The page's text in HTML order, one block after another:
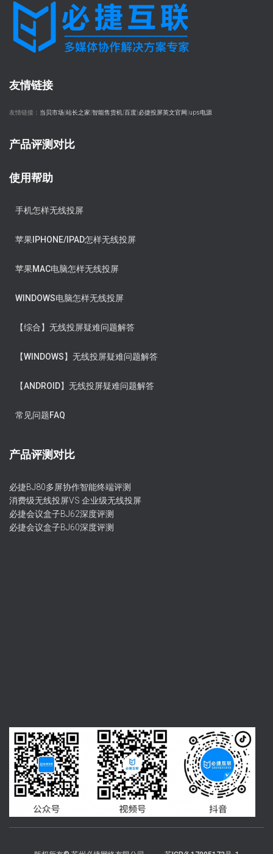
友情链接
友情链接： 当贝市场 站长之家 智能售货机 百度 必捷投屏英文官网 ups电源
产品评测对比
使用帮助
手机怎样无线投屏
苹果IPHONE/IPAD怎样无线投屏
苹果MAC电脑怎样无线投屏
WINDOWS电脑怎样无线投屏
【综合】无线投屏疑难问题解答
【WINDOWS】无线投屏疑难问题解答
【ANDROID】无线投屏疑难问题解答
常见问题FAQ
产品评测对比
必捷BJ80多屏协作智能终端评测
消费级无线投屏VS 企业级无线投屏
必捷会议盒子BJ62深度评测
必捷会议盒子BJ60深度评测